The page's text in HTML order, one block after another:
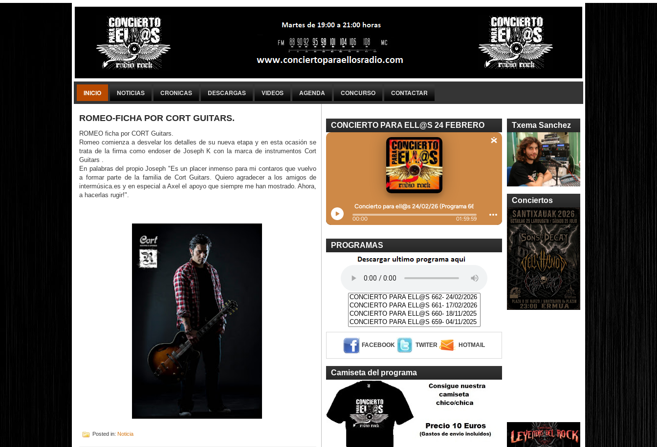
INICIO NOTICIAS CRONICAS DESCARGAS VIDEOS AGENDA CONCURSO CONTACTAR
ROMEO-FICHA POR CORT GUITARS.
ROMEO ficha por CORT Guitars.
Romeo comienza a desvelar los detalles de su nueva etapa y en esta ocasión se
trata de la firma como endoser de Joseph K con la marca de instrumentos Cort
Guitars .
En palabras del propio Joseph "Es un placer inmenso para mi contaros que vuelvo
a formar parte de la familia de Cort Guitars. Quiero agradecer a los amigos de
intermúsica.es y en especial a Axel el apoyo que siempre me han mostrado. Ahora,
a hacerlas rugir!".
Posted in: Noticia
CONCIERTO PARA ELL@S 24 FEBRERO
PROGRAMAS
FACEBOOK TWITER HOTMAIL
Camiseta del programa
Txema Sanchez
Conciertos